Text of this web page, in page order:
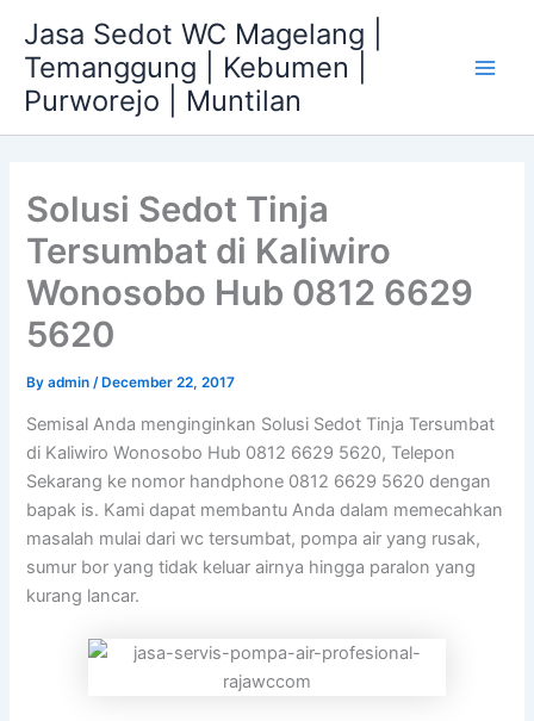
content
Jasa Sedot WC Magelang |
Temanggung | Kebumen |
Purworejo | Muntilan
Solusi Sedot Tinja
Tersumbat di Kaliwiro
Wonosobo Hub 0812 6629
5620
Byadmin/ December 22, 2017
Semisal Anda menginginkan Solusi Sedot Tinja Tersumbat
di Kaliwiro Wonosobo Hub 0812 6629 5620, Telepon
Sekarang ke nomor handphone 0812 6629 5620 dengan
bapak is. Kami dapat membantu Anda dalam memecahkan
masalah mulai dari wc tersumbat, pompa air yang rusak,
sumur bor yang tidak keluar airnya hingga paralon yang
kurang lancar.